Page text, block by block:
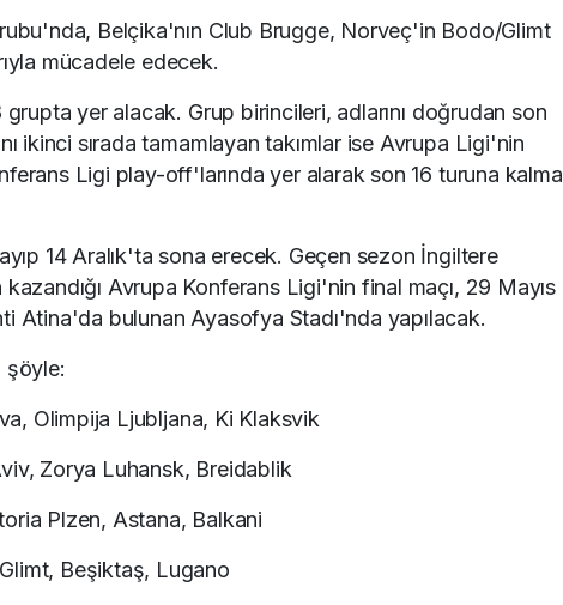
Belçika'nın Club Brugge, Norveç'in Bodo/Glimt
mücadele edecek.
yer alacak. Grup birincileri, adlarını doğrudan son
ikinci sırada tamamlayan takımlar ise Avrupa Ligi'nin
Ligi play-off'larında yer alarak son 16 turuna kalma
14 Aralık'ta sona erecek. Geçen sezon İngiltere
Avrupa Konferans Ligi'nin final maçı, 29 Mayıs
Atina'da bulunan Ayasofya Stadı'nda yapılacak.
şöyle:
Olimpija Ljubljana, Ki Klaksvik
Zorya Luhansk, Breidablik
Plzen, Astana, Balkani
Beşiktaş, Lugano